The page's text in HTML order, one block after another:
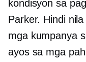
kondisyon sa
Parker. Hindi
mga kumpanya
ayos sa mga